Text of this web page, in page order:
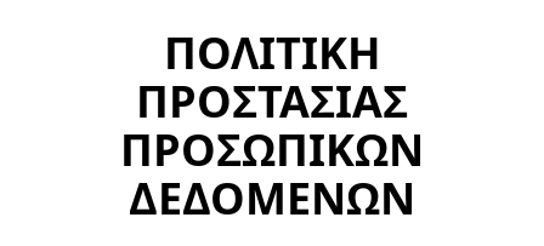
ΠΟΛΙΤΙΚΗ
ΠΡΟΣΤΑΣΙΑΣ
ΠΡΟΣΩΠΙΚΩΝ
ΔΕΔΟΜΕΝΩΝ